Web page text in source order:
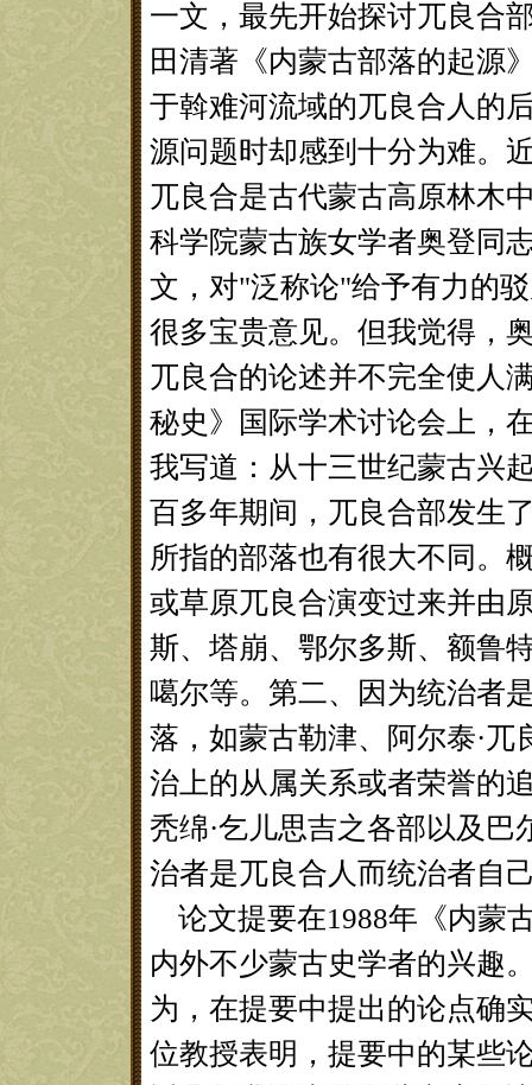
一文，最先开始探讨兀良合
田清著《内蒙古部落的起源
于斡难河流域的兀良合人的
源问题时却感到十分为难。
兀良合是古代蒙古高原林木
科学院蒙古族女学者奥登同
文，对"泛称论"给予有力的
很多宝贵意见。但我觉得，
兀良合的论述并不完全使人
秘史》国际学术讨论会上，
我写道：从十三世纪蒙古兴
百多年期间，兀良合部发生
所指的部落也有很大不同。
或草原兀良合演变过来并由
斯、塔崩、鄂尔多斯、额鲁
噶尔等。第二、因为统治者
落，如蒙古勒津、阿尔泰·兀
治上的从属关系或者荣誉的
秃绵·乞儿思吉之各部以及
治者是兀良合人而统治者自
论文提要在1988年《内蒙
内外不少蒙古史学者的兴趣
为，在提要中提出的论点确
位教授表明，提要中的某些